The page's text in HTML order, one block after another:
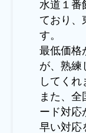
水道１番
ており、
す。
最低価格
が、熟練
してくれ
また、
ード対応
早い対応